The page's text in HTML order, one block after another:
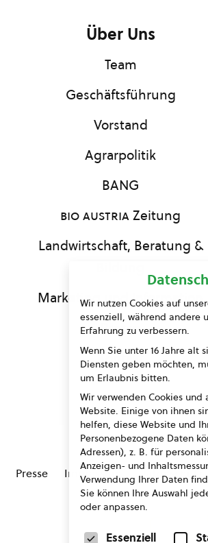
Über Uns
Team
Geschäftsführung
Vorstand
Agrarpolitik
BANG
bio austriaZeitung
Landwirtschaft, Beratung &
Marketing und Information
Presse
Kontakt
Presse Impressum Datenschutz
Wir nutzen Cookies auf
essenziell, während andere
Erfahrung zu verbessern.
Wenn Sie unter 16 Jahre
Diensten geben möchten,
um Erlaubnis bitten.
Wir verwenden Cookies
Website. Einige von ihnen
helfen, diese Website und
Personenbezogene Daten
Adressen), z. B. für
Anzeigen- und
Verwendung Ihrer Daten
Sie können Ihre Auswahl
oder anpassen.
Datenschutzeinstellungen
Essenziell